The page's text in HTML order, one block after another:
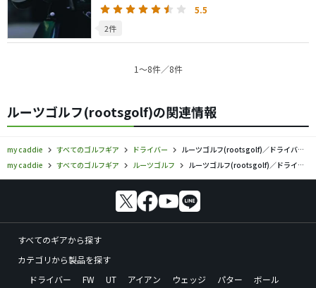
5.5
2件
1〜8件／8件
ルーツゴルフ(rootsgolf)の関連情報
my caddie すべてのゴルフギア ドライバー
ルーツゴルフ(rootsgolf)／ドライバーの口コミ評価
my caddie
すべてのゴルフギア ルーツゴルフ ルーツゴルフ(rootsgolf)／ドライバーの口コミ評価
すべてのギアから探す
カテゴリから製品を探す
ドライバー
FW UT アイアン ウェッジ パター
ボール